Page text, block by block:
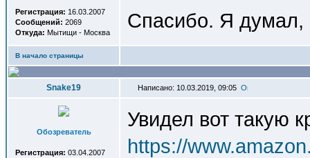
Регистрация: 16.03.2007
Сообщений: 2069
Откуда: Мытищи - Москва
Спасибо. Я думал,
В начало страницы
Snake19 Написано: 10.03.2019, 09:05
Обозреватель
Регистрация: 03.04.2007
Увидел вот такую
https://